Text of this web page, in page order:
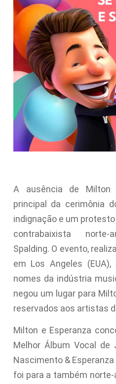
A ausência de Milton
principal da cerimônia
indignação e um
contrabaixista norte-
Spalding. O evento,
em Los Angeles
nomes da indústria
negou um lugar para
reservados aos artistas
Milton e Esperanza
Melhor Álbum Vocal de
Nascimento &
foi para a também